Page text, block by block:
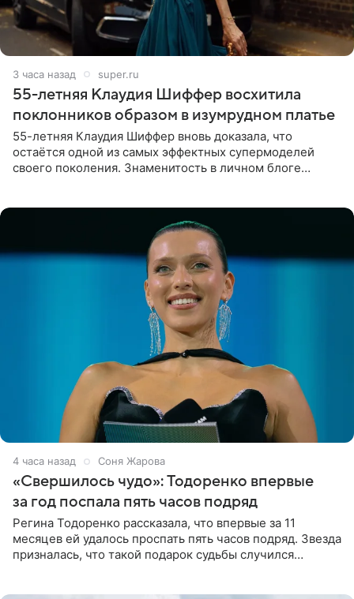
3 часа назад super.ru
55-летняя Клаудия Шиффер восхитила
поклонников образом в изумрудном платье
55-летняя Клаудия Шиффер вновь доказала, что
остаётся одной из самых эффектных супермоделей
своего поколения. Знаменитость в личном блоге
4 часа назад Соня Жарова
«Свершилось чудо»: Тодоренко впервые
за год поспала пять часов подряд
Регина Тодоренко рассказала, что впервые за 11
месяцев ей удалось проспать пять часов подряд. Звезда
призналась, что такой подарок судьбы случился